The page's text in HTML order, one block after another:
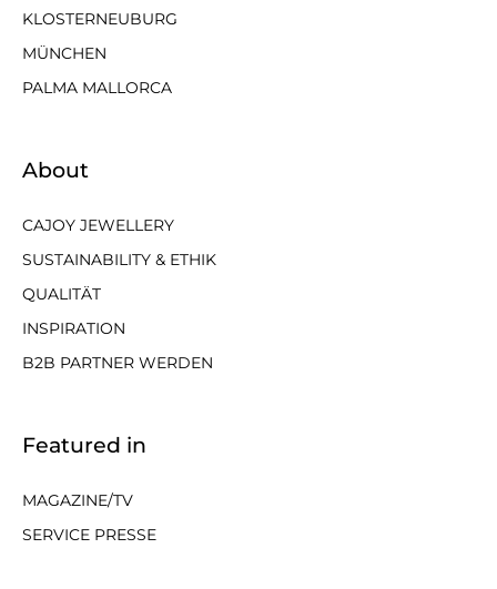
KLOSTERNEUBURG
MÜNCHEN
PALMA MALLORCA
About
CAJOY JEWELLERY
SUSTAINABILITY & ETHIK
QUALITÄT
INSPIRATION
B2B PARTNER WERDEN
Featured in
MAGAZINE/TV
SERVICE PRESSE